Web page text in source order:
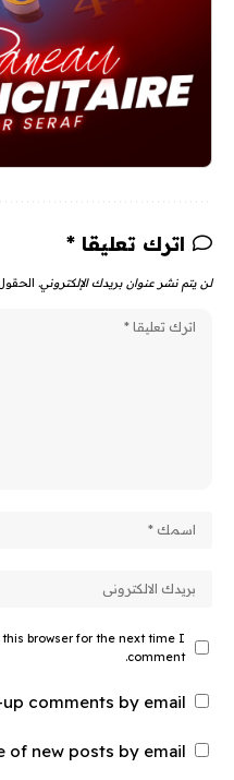
اترك تعليقا *
لن يتم نشر عنوان بريدك الإلكتروني.
browser for the next time I
comment.
comments by email.
of new posts by email.